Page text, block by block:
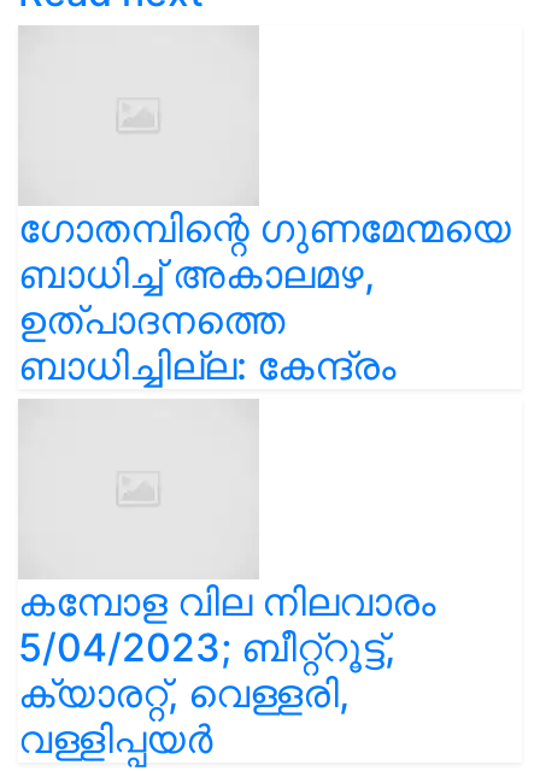
ഗോതമ്പിന്റെ ഗുണമേന്മയെ
ബാധിച്ച് അകാലമഴ,
ഉത്പാദനത്തെ
ബാധിച്ചില്ല: കേന്ദ്രം
കമ്പോള വില നിലവാരം
5/04/2023; ബീറ്റ്റൂട്ട്,
ക്യാരറ്റ്, വെള്ളരി,
വള്ളിപ്പയർ